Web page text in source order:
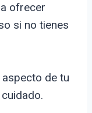
ofrecer
si no tienes
de tu